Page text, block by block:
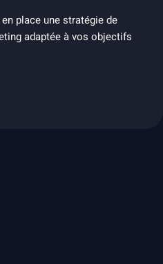
place une stratégie de
adaptée à vos objectifs